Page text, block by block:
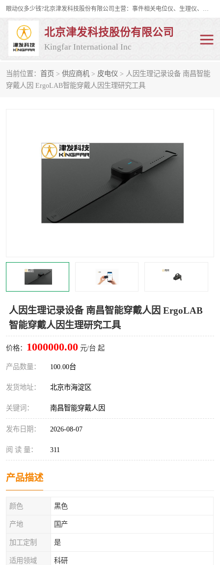
眼动仪多少钱?北京津发科技股份有限公司主营：事件相关电位仪、生理仪、肌电仪、脑电仪、皮电仪、眼动仪；是国家级高新技术企业、科技部认定的科技型中小企业和中关村高新技术企业，具备保密资格，具备自主进出口经营权；自主研发技术、产品与服务荣获多项省部级科学技术奖励、国家发明专利、国家软件著作权和省部级新技术新产品（服务）认证。
北京津发科技股份有限公司
Kingfar International Inc
当前位置： 首页 > 供应商机 > 皮电仪 > 人因生理记录设备 南昌智能
穿戴人因 ErgoLAB智能穿戴人因生理研究工具
人因生理记录设备 南昌智能穿戴人因 ErgoLAB
智能穿戴人因生理研究工具
价格： 1000000.00 元/台 起
产品数量： 100.00台
发货地址： 北京市海淀区
关键词： 南昌智能穿戴人因
发布日期： 2026-08-07
阅 读 量： 311
产品描述
颜色 黑色
产地 国产
加工定制 是
适用领域 科研
皮电仪 脑电仪
行为观察与表情分析 动作捕捉与生物力学
人机交互实验室
神经营销与消费行为实验